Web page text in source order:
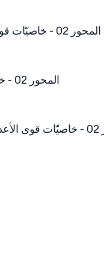
المحور 02 - خاصيّات قوى الأعداد الصّحيحة الطّبيعيّة - الجزء 1 - تمهيد لمفهوم القوى في الأعداد الصّحيحة الطّبيعيّة
المحور 02 - خاصيّات قوى الأعداد الصّحيحة الطّبيعيّة - الجزء 2 - خاصيّات قوى الأعداد الصّحيحة الطّبيعيّة